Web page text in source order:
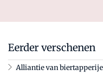
Eerder verschenen
Alliantie van